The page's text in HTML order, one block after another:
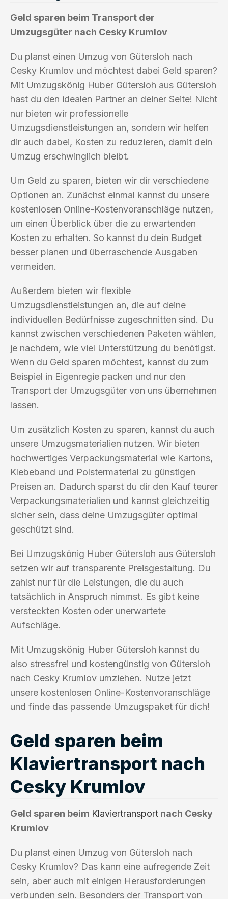
Geld sparen beim Transport der
Umzugsgüter nach Cesky Krumlov
Du planst einen Umzug von Gütersloh nach
Cesky Krumlov und möchtest dabei Geld sparen?
Mit Umzugskönig Huber Gütersloh aus Gütersloh
hast du den idealen Partner an deiner Seite! Nicht
nur bieten wir professionelle
Umzugsdienstleistungen an, sondern wir helfen
dir auch dabei, Kosten zu reduzieren, damit dein
Umzug erschwinglich bleibt.
Um Geld zu sparen, bieten wir dir verschiedene
Optionen an. Zunächst einmal kannst du unsere
kostenlosen Online-Kostenvoranschläge nutzen,
um einen Überblick über die zu erwartenden
Kosten zu erhalten. So kannst du dein Budget
besser planen und überraschende Ausgaben
vermeiden.
Außerdem bieten wir flexible
Umzugsdienstleistungen an, die auf deine
individuellen Bedürfnisse zugeschnitten sind. Du
kannst zwischen verschiedenen Paketen wählen,
je nachdem, wie viel Unterstützung du benötigst.
Wenn du Geld sparen möchtest, kannst du zum
Beispiel in Eigenregie packen und nur den
Transport der Umzugsgüter von uns übernehmen
lassen.
Um zusätzlich Kosten zu sparen, kannst du auch
unsere Umzugsmaterialien nutzen. Wir bieten
hochwertiges Verpackungsmaterial wie Kartons,
Klebeband und Polstermaterial zu günstigen
Preisen an. Dadurch sparst du dir den Kauf teurer
Verpackungsmaterialien und kannst gleichzeitig
sicher sein, dass deine Umzugsgüter optimal
geschützt sind.
Bei Umzugskönig Huber Gütersloh aus Gütersloh
setzen wir auf transparente Preisgestaltung. Du
zahlst nur für die Leistungen, die du auch
tatsächlich in Anspruch nimmst. Es gibt keine
versteckten Kosten oder unerwartete
Aufschläge.
Mit Umzugskönig Huber Gütersloh kannst du
also stressfrei und kostengünstig von Gütersloh
nach Cesky Krumlov umziehen. Nutze jetzt
unsere kostenlosen Online-Kostenvoranschläge
und finde das passende Umzugspaket für dich!
Geld sparen beim
Klaviertransport nach
Cesky Krumlov
Geld sparen beim Klaviertransport nach Cesky
Krumlov
Du planst einen Umzug von Gütersloh nach
Cesky Krumlov? Das kann eine aufregende Zeit
sein, aber auch mit einigen Herausforderungen
verbunden sein. Besonders der Transport von